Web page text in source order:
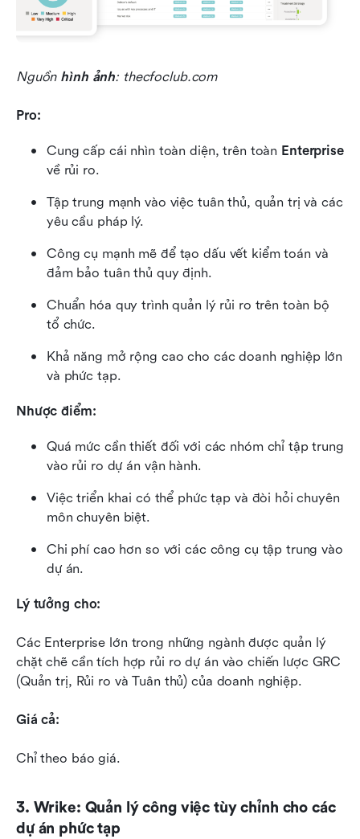
Nguồn hình ảnh: thecfoclub.com
Pro:
Cung cấp cái nhìn toàn diện, trên toàn Enterprise
về rủi ro.
Tập trung mạnh vào việc tuân thủ, quản trị và các
yêu cầu pháp lý.
Công cụ mạnh mẽ để tạo dấu vết kiểm toán và
đảm bảo tuân thủ quy định.
Chuẩn hóa quy trình quản lý rủi ro trên toàn bộ
tổ chức.
Khả năng mở rộng cao cho các doanh nghiệp lớn
và phức tạp.
Nhược điểm:
Quá mức cần thiết đối với các nhóm chỉ tập trung
vào rủi ro dự án vận hành.
Việc triển khai có thể phức tạp và đòi hỏi chuyên
môn chuyên biệt.
Chi phí cao hơn so với các công cụ tập trung vào
dự án.
Lý tưởng cho:
Các Enterprise lớn trong những ngành được quản lý
chặt chẽ cần tích hợp rủi ro dự án vào chiến lược GRC
(Quản trị, Rủi ro và Tuân thủ) của doanh nghiệp.
Giá cả:
Chỉ theo báo giá.
3. Wrike: Quản lý công việc tùy chỉnh cho các
dự án phức tạp